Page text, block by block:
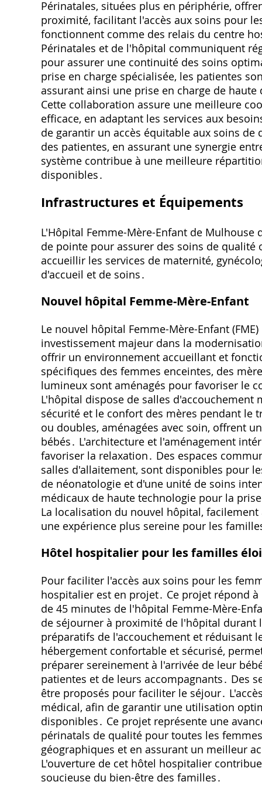
Périnatales, situées plus en périphérie,
proximité, facilitant l'accès aux soins pour
fonctionnent comme des relais du centre
Périnatales et de l'hôpital communiquent
pour assurer une continuité des soins
prise en charge spécialisée, les patientes
assurant ainsi une prise en charge de
Cette collaboration assure une meilleure
efficace, en adaptant les services aux
de garantir un accès équitable aux soins
des patientes, en assurant une synergie
système contribue à une meilleure
disponibles․
Infrastructures et Équipements
L'Hôpital Femme-Mère-Enfant de
de pointe pour assurer des soins de
accueillir les services de maternité,
d'accueil et de soins․
Nouvel hôpital Femme-Mère-Enfant
Le nouvel hôpital Femme-Mère-Enfant
investissement majeur dans la
offrir un environnement accueillant et
spécifiques des femmes enceintes, des
lumineux sont aménagés pour favoriser le
L'hôpital dispose de salles
sécurité et le confort des mères pendant le
ou doubles, aménagées avec soin, offrent
bébés․ L'architecture et l'aménagement
favoriser la relaxation․ Des espaces
salles d'allaitement, sont disponibles pour
de néonatologie et d'une unité de soins
médicaux de haute technologie pour la
La localisation du nouvel hôpital,
une expérience plus sereine pour les
Hôtel hospitalier pour les familles
Pour faciliter l'accès aux soins pour les
hospitalier est en projet․ Ce projet répond
de 45 minutes de l'hôpital Femme-Mère-
de séjourner à proximité de l'hôpital durant
préparatifs de l'accouchement et réduisant
hébergement confortable et sécurisé,
préparer sereinement à l'arrivée de leur
patientes et de leurs accompagnants․ Des
être proposés pour faciliter le séjour․
médical, afin de garantir une utilisation
disponibles․ Ce projet représente une
périnatals de qualité pour toutes les
géographiques et en assurant un meilleur
L'ouverture de cet hôtel hospitalier
soucieuse du bien-être des familles․